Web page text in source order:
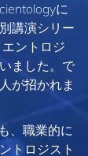
に
講演シリー
ントロジ
ました。で
が招かれま
、 職業的に
トロジスト